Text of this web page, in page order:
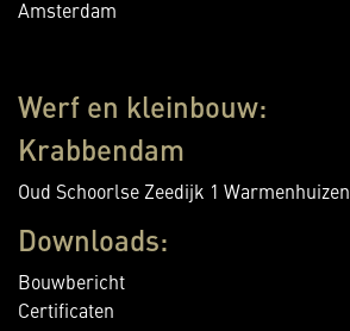
Amsterdam
Werf en kleinbouw:
Krabbendam
Oud Schoorlse Zeedijk 1 Warmenhuizen
Downloads:
Bouwbericht
Certificaten